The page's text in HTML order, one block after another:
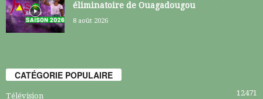
éliminatoire de Ouagadougou
8 août 2026
CATÉGORIE POPULAIRE
Télévision 12471